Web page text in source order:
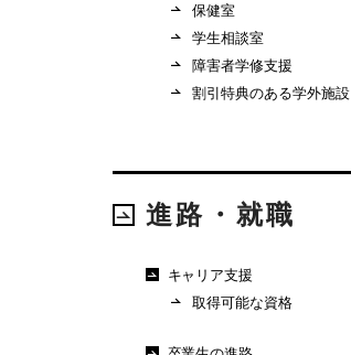
保健室
学生相談室
障害者学修支援
割引特典のある学外施設
進路・就職
キャリア支援
取得可能な資格